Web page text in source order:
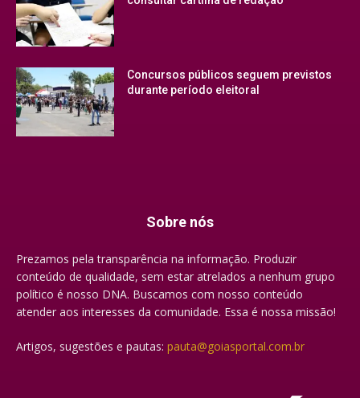
Concursos públicos seguem previstos
durante período eleitoral
Sobre nós
Prezamos pela transparência na informação. Produzir
conteúdo de qualidade, sem estar atrelados a nenhum grupo
político é nosso DNA. Buscamos com nosso conteúdo
atender aos interesses da comunidade. Essa é nossa missão!
Artigos, sugestões e pautas: pauta@goiasportal.com.br